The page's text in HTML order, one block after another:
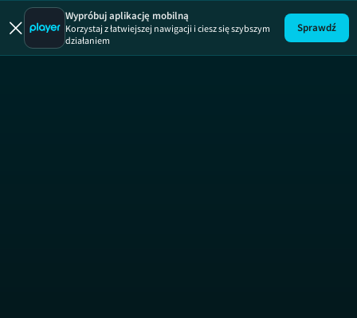
Wypróbuj aplikację mobilną
Korzystaj z łatwiejszej nawigacji i ciesz się szybszym
działaniem
Sprawdź